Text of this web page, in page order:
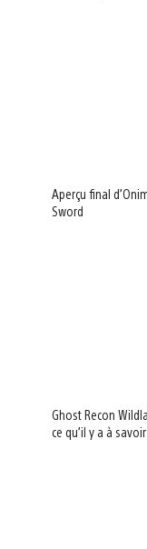
Aperçu final
Sword
Ghost Recon
ce qu’il y a à savoir